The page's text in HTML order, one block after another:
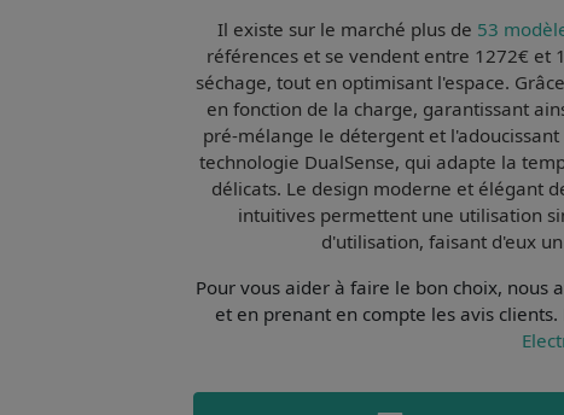
Il existe sur le marché plus de 53
références et se vendent entre 1272€ et
séchage, tout en optimisant l'espace.
en fonction de la charge, garantissant
pré-mélange le détergent et
technologie DualSense, qui adapte la
délicats. Le design moderne et élégant
intuitives permettent une utilisation
d'utilisation, faisant d'eux
Pour vous aider à faire le bon choix, nous
et en prenant en compte les avis clients.